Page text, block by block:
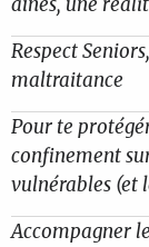
Respect
maltraitance
Pour te
confinement
vulnérables (et
Accompagner